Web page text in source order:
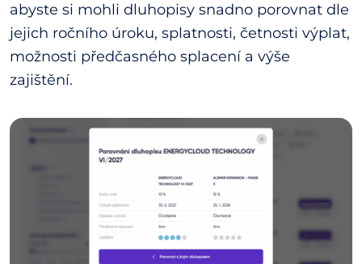
abyste si mohli dluhopisy snadno porovnat dle
jejich ročního úroku, splatnosti, četnosti výplat,
možnosti předčasného splacení a výše
zajištění.